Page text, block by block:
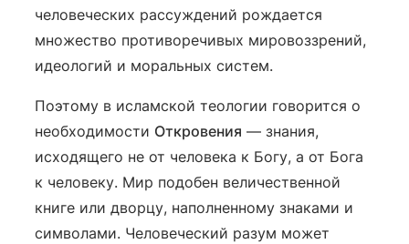
человеческих рассуждений рождается
множество противоречивых мировоззрений,
идеологий и моральных систем.
Поэтому в исламской теологии говорится о
необходимости Откровения — знания,
исходящего не от человека к Богу, а от Бога
к человеку. Мир подобен величественной
книге или дворцу, наполненному знаками и
символами. Человеческий разум может